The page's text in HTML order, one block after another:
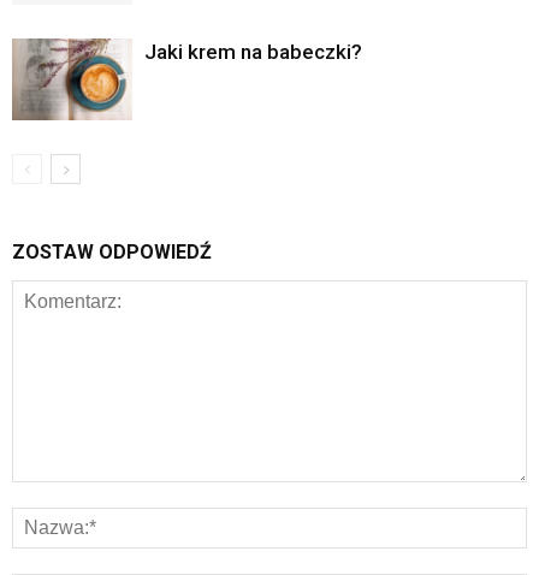
Jaki krem na babeczki?
ZOSTAW ODPOWIEDŹ